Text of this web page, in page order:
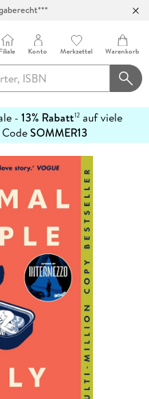
Filiale Konto Merkzettel Warenkorb
- 13% Rabatt12 auf viele
SOMMER13